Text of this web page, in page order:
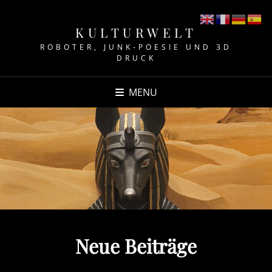
KULTURWELT
ROBOTER, JUNK-POESIE UND 3D
DRUCK
MENU
Neue Beiträge